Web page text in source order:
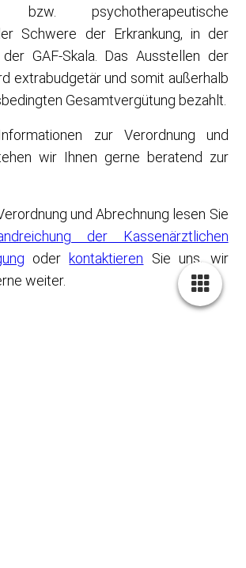
bzw. psychotherapeutische
Schwere der Erkrankung, in der
GAF-Skala. Das Ausstellen der
extrabudgetär und somit außerhalb
Gesamtvergütung bezahlt.
zur Verordnung und
wir Ihnen gerne beratend zur
und Abrechnung lesen Sie
der Kassenärztlichen
oderkontaktieren Sie uns, wir
weiter.